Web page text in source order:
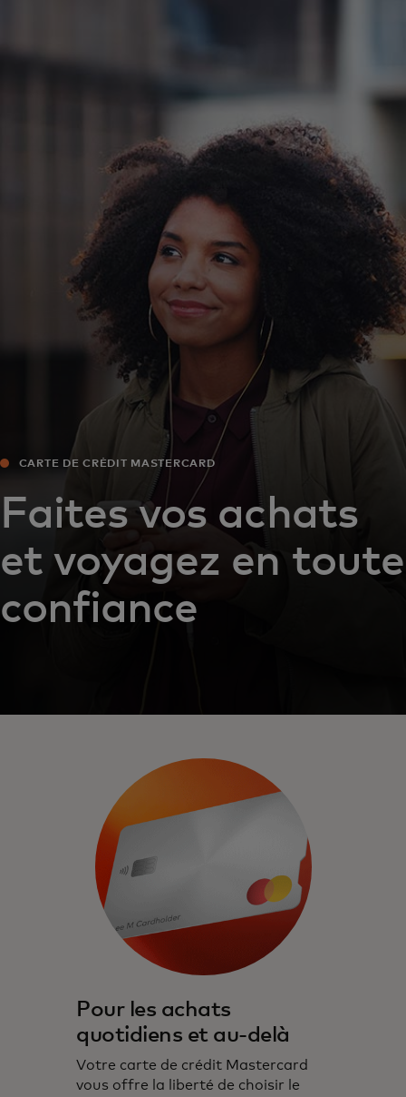
Pour le monde
Pour les innovateurs
Actualités et tendances
CARTE DE CRÉDIT MASTERCARD
Faites vos achats
et voyagez en toute
confiance
Pour les achats
quotidiens et au-delà
Votre carte de crédit Mastercard
vous offre la liberté de choisir le